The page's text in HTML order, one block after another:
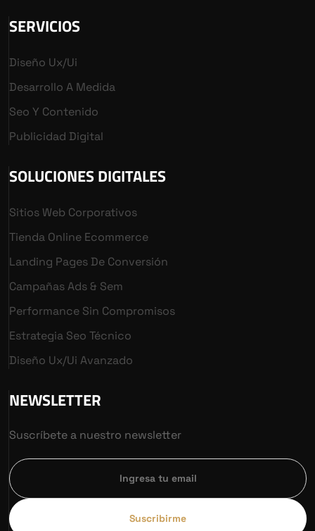
SERVICIOS
Diseño Ux/ui
Desarrollo A Medida
Seo Y Contenido
Publicidad Digital
SOLUCIONES DIGITALES
Sitios Web Corporativos
Tienda Online Ecommerce
Landing Pages De Conversión
Campañas Ads & Sem
Performance Sin Compromisos
Estrategia Seo Técnico
Diseño Ux/ui Avanzado
NEWSLETTER
Suscríbete a nuestro newsletter
Suscribirme